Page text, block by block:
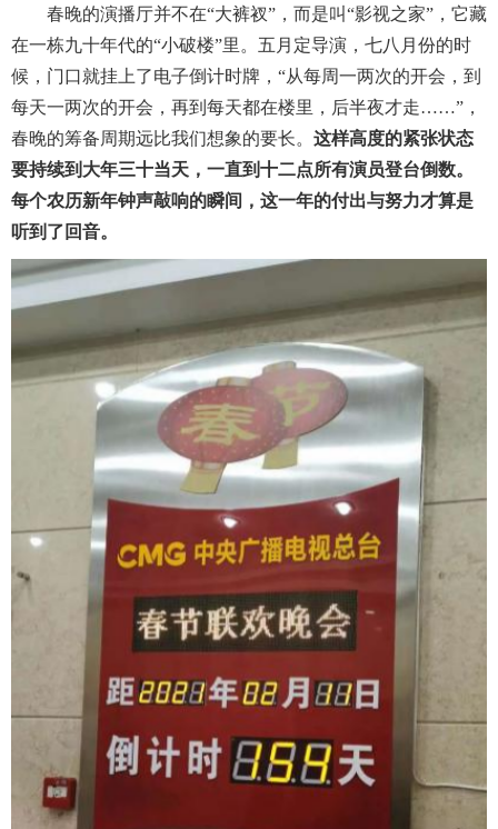
春晚的演播厅并不在“大裤衩”，而是叫“影视之家”，它藏
在一栋九十年代的“小破楼”里。五月定导演，七八月份的时
候，门口就挂上了电子倒计时牌，“从每周一两次的开会，到
每天一两次的开会，再到每天都在楼里，后半夜才走……”，
春晚的筹备周期远比我们想象的要长。 这样高度的紧张状态
要持续到大年三十当天，一直到十二点所有演员登台倒数。
每个农历新年钟声敲响的瞬间，这一年的付出与努力才算是
听到了回音。